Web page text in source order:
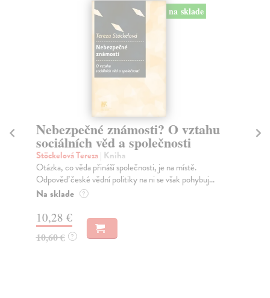
na sklade
Nebezpečné známosti? O vztahu
sociálních věd a společnosti
Stöckelová Tereza| Kniha
Otázka, co věda přináší společnosti, je na místě.
Odpověď české vědní politiky na ni se však pohybuj...
Na sklade ?
10,28 €
10,60 € ?